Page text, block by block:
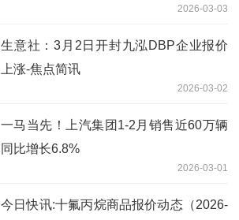
2026-03-03
生意社：3月2日开封九泓DBP企业报价
上涨-焦点简讯
2026-03-02
一马当先！上汽集团1-2月销售近60万辆
同比增长6.8%
2026-03-01
今日快讯:十氟丙烷商品报价动态（2026-